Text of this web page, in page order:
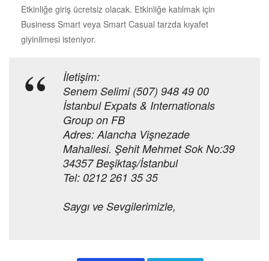
Etkinliğe giriş ücretsiz olacak. Etkinliğe katılmak için
Business Smart veya Smart Casual tarzda kıyafet
giyinilmesi isteniyor.
İletişim:
Senem Selimi (507) 948 49 00
İstanbul Expats & Internationals
Group on FB
Adres: Alancha Vişnezade
Mahallesi. Şehit Mehmet Sok No:39
34357 Beşiktaş/İstanbul
Tel: 0212 261 35 35
Saygı ve Sevgilerimizle,